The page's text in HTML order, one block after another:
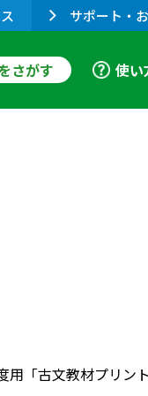
サポート・
さがす 使い
「古文教材プリン